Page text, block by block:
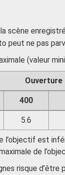
scène
peut ne pas
(valeur
Ouverture
400
5.6
l’objectif est
de
risque